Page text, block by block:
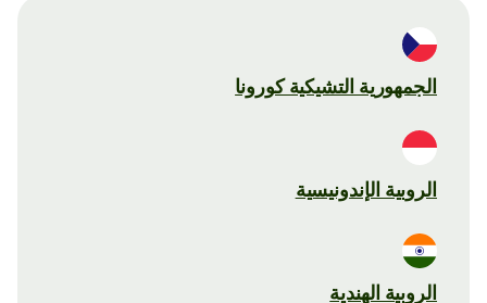
الجمهورية التشيكية كورونا
الروبية الإندونيسية
الروبية الهندية